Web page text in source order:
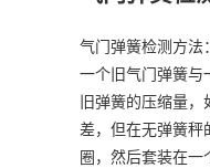
气门弹簧检测方法
一个旧气门弹簧与
旧弹簧的压缩量
差，但在无弹簧秤
圈，然后套装在